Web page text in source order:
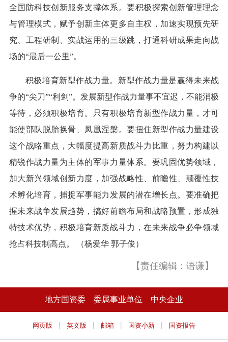
全国防科技创新服务支撑体系。要积极探索创新管理理念
与管理模式，赋予创新主体更多自主权，加速实现预先研
究、工程研制、实战运用的三级跳，打通科研成果走向战
场的“最后一公里”。
积极培育新型作战力量。新型作战力量是赢得未来战
争的“尖刀”“利剑”。发展新型作战力量事不宜迟，不能消极
等待，必须积极培育。只有积极培育新型作战力量，才可
能使部队脱胎换骨、凤凰涅槃。要扭住新型作战力量建设
这个战略重点，大幅度提高新质战斗力比重，努力构建以
精锐作战力量为主体的军事力量体系。要巩固优势领域，
加大新兴领域创新力度，加强战略性、前瞻性、颠覆性技
术孵化培育，捕捉军事能力发展的潜在增长点。要准确把
握未来战争发展趋势，搞好前瞻布局和战略预置，形成独
特技术优势，积极培育新质战斗力，在未来战争必争领域
抢占科技制高点。 （杨爱华 郭子俊）
【责任编辑：语谦】
地方国资委 委属事业单位 中央企业
网页版 | 英文版 | 邮箱 | 国资小新 | 国资报告